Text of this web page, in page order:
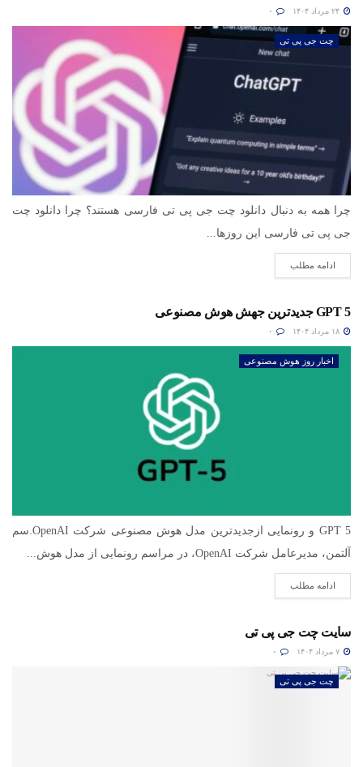
چت جی پی تی
چرا همه به دنبال دانلود چت جی پی تی فارسی هستند؟ چرا دانلود چت
جی پی تی فارسی این روزها...
ادامه مطلب
GPT 5 جدیدترین جهش هوش مصنوعی
اخبار روز هوش مصنوعی
GPT 5 و رونمایی ازجدیدترین مدل هوش مصنوعی شرکت OpenAI.سم
آلتمن، مدیرعامل شرکت OpenAI، در مراسم رونمایی از مدل هوش...
ادامه مطلب
سایت چت جی پی تی
چت جی پی تی